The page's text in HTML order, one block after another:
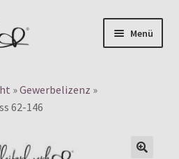
Menü
»Gewerbelizenz »
62-146